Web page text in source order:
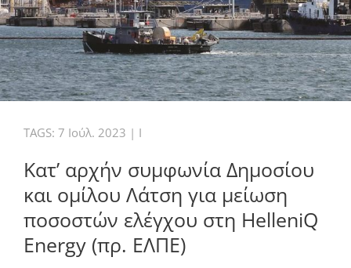
TAGS: 7 Ιούλ. 2023 | I
Κατ’ αρχήν συμφωνία Δημοσίου
και ομίλου Λάτση για μείωση
ποσοστών ελέγχου στη HelleniQ
Energy (πρ. ΕΛΠΕ)